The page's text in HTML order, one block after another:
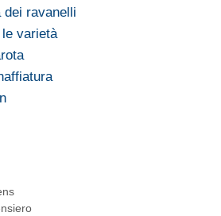
dei ravanelli
varietà